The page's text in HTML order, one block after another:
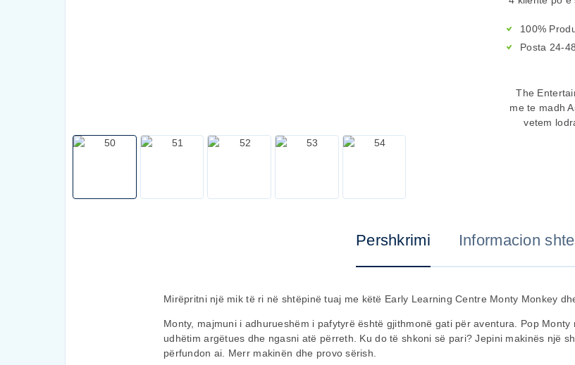
100%
Posta 24-
The
me te madh
vetem
Pershkrimi Informacion
Mirëpritni një mik të ri në shtëpinë tuaj me këtë Early Learning Centre Monty Monkey
Monty, majmuni i adhurueshëm i pafytyrë është gjithmonë gati për aventura. Pop
udhëtim argëtues dhe ngasni atë përreth. Ku do të shkoni së pari? Jepini makinës një
përfundon ai. Merr makinën dhe provo sërish.